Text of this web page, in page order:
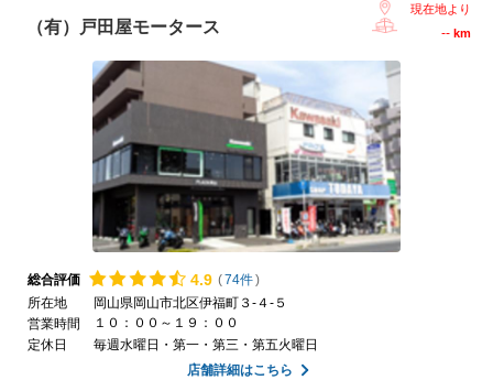
（有）戸田屋モータース
現在地より
-- km
総合評価 4.9 (74件)
所在地
岡山県岡山市北区伊福町３-４-５
営業時間
１０：００～１９：００
定休日
毎週水曜日・第一・第三・第五火曜日
店舗詳細はこちら